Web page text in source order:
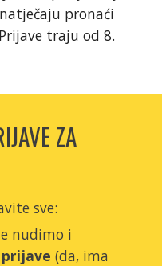
pronaći
traju od8.
ZA
sve:
nudimo i
(da, ima